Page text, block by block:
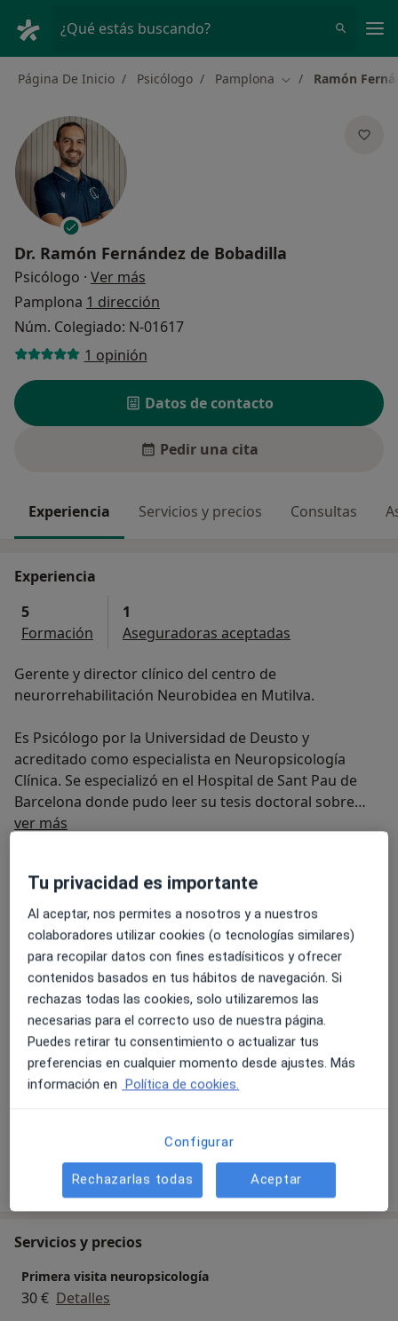
¿Qué estás buscando?
Página De Inicio Psicólogo Pamplona Cambiar de ciudad
Ramón
Dr. Ramón Fernández de Bobadilla
Psicólogo · Ver más
Pamplona 1 dirección
Núm. Colegiado: N-01617
1 opinión
Datos de contacto
Pedir una cita
Experiencia Servicios y precios Consultas
Experiencia
5
Formación
1
Aseguradoras aceptadas
Gerente y director clínico del centro de
neurorrehabilitación Neurobidea en Mutilva.
Es Psicólogo por la Universidad de Deusto y
acreditado como especialista en Neuropsicología
Clínica. Se especializó en el Hospital de Sant Pau de
Barcelona donde pudo leer su tesis doctoral sobre
Parkinson y cognición en 2017.
en el terreno neurorrehabilitador, siendo el principal
de ellos la optimización de tratamientos
multidisciplinares, accesibles, innovadores y rigurosos
en pacientes con una afectación a nivel neurológico.
Su trabajo, junto al equipo que dirige, se centra en la
evaluación, diseño de tratamientos e intervención
neurorrehabilitadora en población infantil y adulta.
ver más
Neuropsicología
Estimulación cognitiva
Principales enfermedades tratadas
Ictus isquémico (ACV)
Enfermedad de Parkinson
Traumatismo craneoencefálico (TCE)
Derrame cerebral
Demencia +10
Pacientes que atiendo
Mostrar más detalles
sobre la experiencia
Servicios y precios
Primera visita neuropsicología
30 € Detalles
Tu privacidad es importante
Al aceptar, nos permites a nosotros y a nuestros
colaboradores utilizar cookies (o tecnologías similares)
para recopilar datos con fines estadísiticos y ofrecer
contenidos basados en tus hábitos de navegación. Si
rechazas todas las cookies, solo utilizaremos las
necesarias para el correcto uso de nuestra página.
Puedes retirar tu consentimiento o actualizar tus
preferencias en cualquier momento desde ajustes. Más
información en Política de cookies.
Configurar
Rechazarlas todas Aceptar